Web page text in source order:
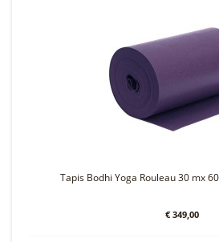
Tapis Bodhi Yoga Rouleau 30 mx
€ 349,00